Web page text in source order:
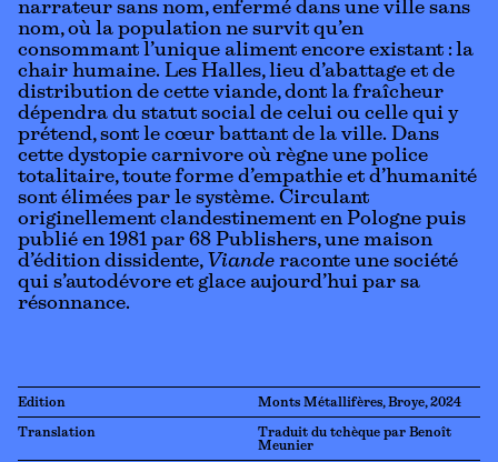
narrateur sans nom, enfermé dans une ville sans
nom, où la population ne survit qu’en
consommant l’unique aliment encore existant : la
chair humaine. Les Halles, lieu d’abattage et de
distribution de cette viande, dont la fraîcheur
dépendra du statut social de celui ou celle qui y
prétend, sont le cœur battant de la ville. Dans
cette dystopie carnivore où règne une police
totalitaire, toute forme d’empathie et d’humanité
sont élimées par le système. Circulant
originellement clandestinement en Pologne puis
publié en 1981 par 68 Publishers, une maison
d’édition dissidente, Viande raconte une société
qui s’autodévore et glace aujourd’hui par sa
résonnance.
Edition Monts Métallifères, Broye, 2024
Translation
Traduit du tchèque par Benoît
Meunier